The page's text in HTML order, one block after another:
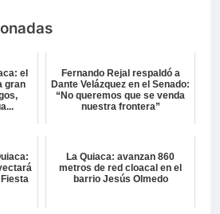
el
gran
Fernando Rejal respaldó a
Dante Velázquez en el Senado:
“No queremos que se venda
nuestra frontera”
La Quiaca: avanzan 860
metros de red cloacal en el
barrio Jesús Olmedo